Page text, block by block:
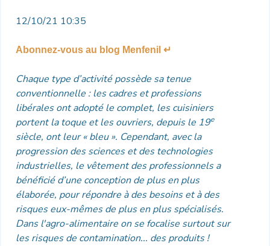
12/10/21 10:35
Abonnez-vous au blog Menfenil ↵
Chaque type d’activité possède sa tenue
conventionnelle : les cadres et professions
libérales ont adopté le complet, les cuisiniers
portent la toque et les ouvriers, depuis le 19e
siècle, ont leur « bleu ». Cependant, avec la
progression des sciences et des technologies
industrielles, le vêtement des professionnels a
bénéficié d’une conception de plus en plus
élaborée, pour répondre à des besoins et à des
risques eux-mêmes de plus en plus spécialisés.
Dans l'agro-alimentaire on se focalise surtout sur
les risques de contamination... des produits !